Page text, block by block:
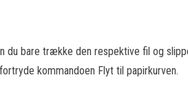
du bare trække den respektive fil og
kommandoen Flyt til papirkurven.